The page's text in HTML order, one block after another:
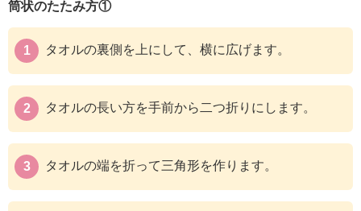
筒状のたたみ方①
タオルの裏側を上にして、横に広げます。
タオルの長い方を手前から二つ折りにします。
タオルの端を折って三角形を作ります。